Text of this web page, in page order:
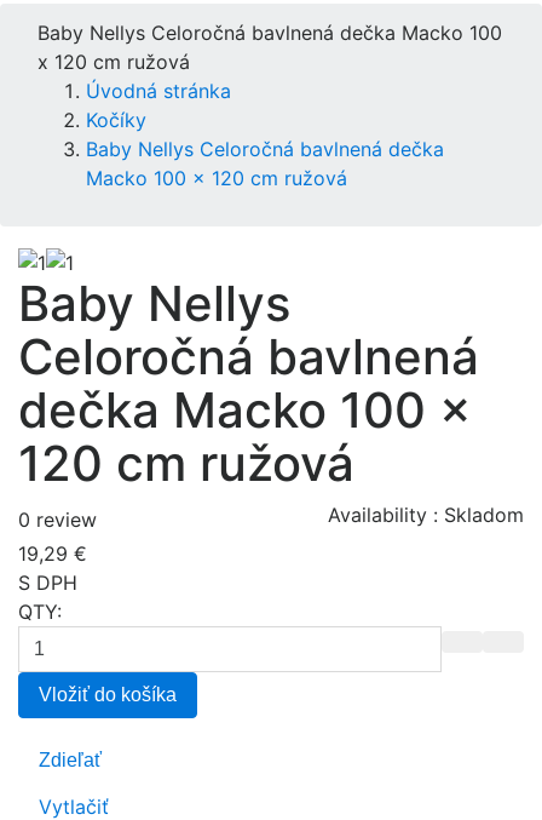
Baby Nellys Celoročná bavlnená dečka Macko 100
x 120 cm ružová
Úvodná stránka
Kočíky
Baby Nellys Celoročná bavlnená dečka
Macko 100 x 120 cm ružová
Baby Nellys
Celoročná bavlnená
dečka Macko 100 x
120 cm ružová
0 review Availability : Skladom
19,29 €
S DPH
QTY:
Vložiť do košíka
Zdieľať
Vytlačiť